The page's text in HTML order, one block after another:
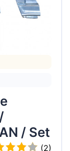
/ Set
(2)